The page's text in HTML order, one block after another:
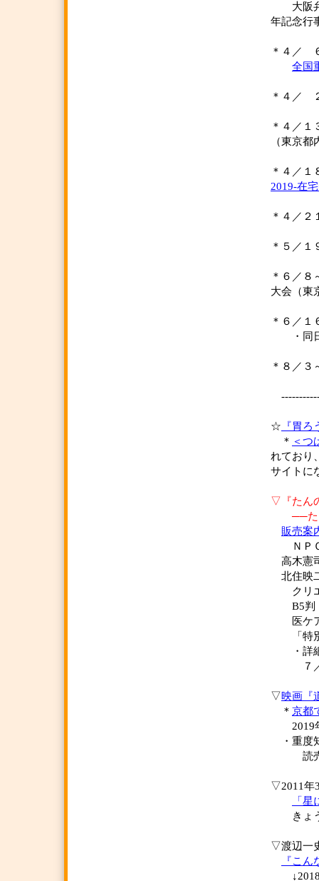
大阪弁
年記念行
＊４／
全国
＊４／
＊４／
（東京都
＊４／
2019-在
＊４／
＊５／
＊６／
大会（東
＊６／
・同日
＊８／
☆ 『胃
＊ ＜つ
れており
サイトに
▽『たん
──たん
販売案
ＮＰＯ
高木憲
北住映
クリエ
B5判・
医ケア
「特別
・詳細
７／２
▽映画『
＊ 京都
2019年
・重度
読売
▽2011年
「
きょう
▽渡辺一
『こ
↓2018’